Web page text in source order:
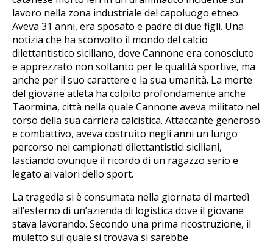
lavoro nella zona industriale del capoluogo etneo.
Aveva 31 anni, era sposato e padre di due figli. Una
notizia che ha sconvolto il mondo del calcio
dilettantistico siciliano, dove Cannone era conosciuto
e apprezzato non soltanto per le qualità sportive, ma
anche per il suo carattere e la sua umanità. La morte
del giovane atleta ha colpito profondamente anche
Taormina, città nella quale Cannone aveva militato nel
corso della sua carriera calcistica. Attaccante generoso
e combattivo, aveva costruito negli anni un lungo
percorso nei campionati dilettantistici siciliani,
lasciando ovunque il ricordo di un ragazzo serio e
legato ai valori dello sport.
La tragedia si è consumata nella giornata di martedì
all’esterno di un’azienda di logistica dove il giovane
stava lavorando. Secondo una prima ricostruzione, il
muletto sul quale si trovava si sarebbe